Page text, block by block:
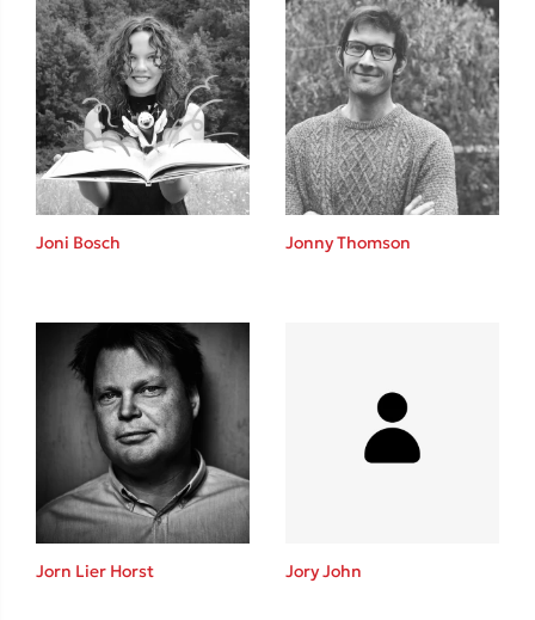
Κώστας Κρομμύδας
Το λιμάνι μου είσαι εσύ
Ένας γίγαντας στο σχολείο
Δανάη Δεληγεώργη
Πάνω, κάτω, μπροστά, πίσω
Joni Bosch Jonny Thomson
Jorn Lier Horst Jory John